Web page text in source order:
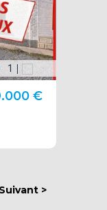
1 |
€
Suivant >